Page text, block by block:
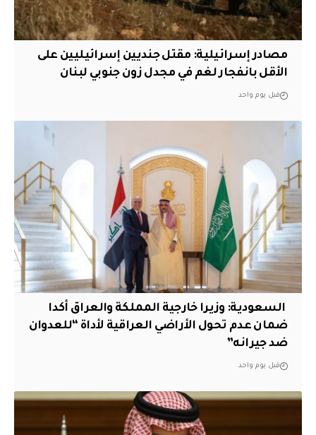
مصادر إسرائيلية: مقتل جنديين إسرائيليين على
الأقل بانفجار لغم في مجدل زون جنوبي لبنان
قبل يوم واحد
‏ السعودية: وزيرا خارجية المملكة والعراق أكدا
ضمان عدم تحول الأراضي العراقية لأداة “للعدوان
ضد جيرانه”
قبل يوم واحد